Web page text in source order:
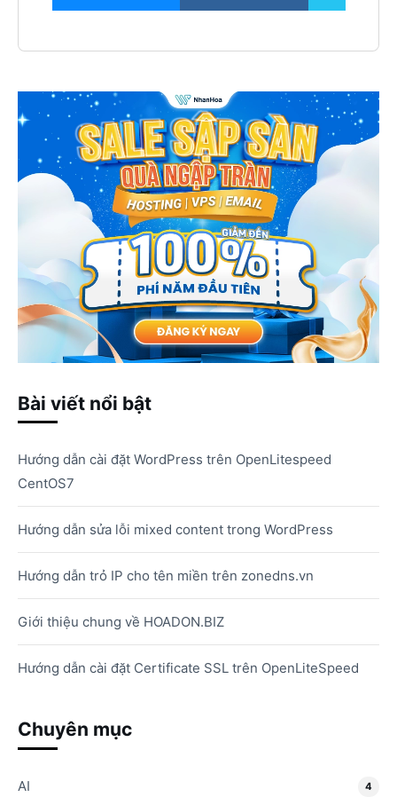
Bài viết nổi bật
Hướng dẫn cài đặt WordPress trên OpenLitespeed
CentOS7
Hướng dẫn sửa lỗi mixed content trong WordPress
Hướng dẫn trỏ IP cho tên miền trên zonedns.vn
Giới thiệu chung về HOADON.BIZ
Hướng dẫn cài đặt Certificate SSL trên OpenLiteSpeed
Chuyên mục
AI 4